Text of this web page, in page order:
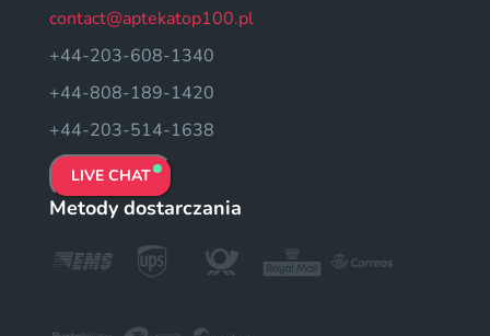
contact@aptekatop100.pl
+44-203-608-1340
+44-808-189-1420
+44-203-514-1638
LIVE CHAT
Metody dostarczania